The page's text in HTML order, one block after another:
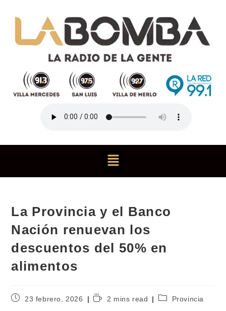
La Provincia y el Banco
Nación renuevan los
descuentos del 50% en
alimentos
23 febrero, 2026 2 mins read Provincia